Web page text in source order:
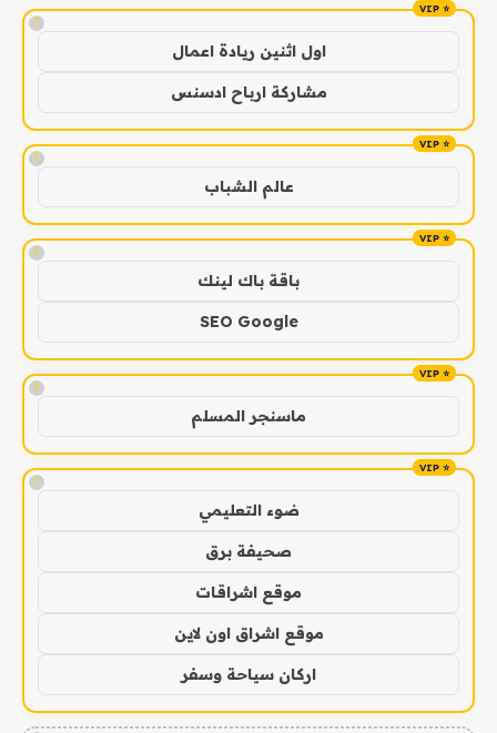
!
اول اثنين ريادة اعمال
مشاركة ارباح ادسنس
!
عالم الشباب
!
باقة باك لينك
SEO Google
!
ماسنجر المسلم
!
ضوء التعليمي
صحيفة برق
موقع اشراقات
موقع اشراق اون لاين
اركان سياحة وسفر